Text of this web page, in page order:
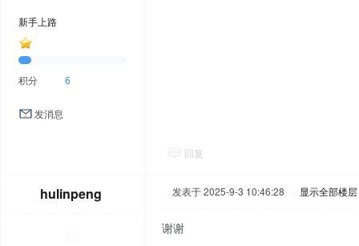
新手上路
积分 6
发消息
回复
hulinpeng 发表于 2025-9-3 10:46:28 显示全部楼层
谢谢